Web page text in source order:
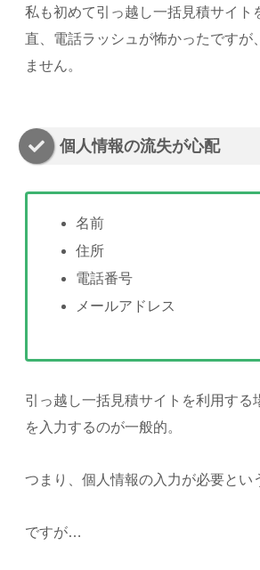
私も初めて引っ越し一括見積サイト
直、電話ラッシュが怖かったですが
ません。
個人情報の流失が心配
名前
住所
電話番号
メールアドレス
引っ越し一括見積サイトを利用する
を入力するのが一般的。
つまり、個人情報の入力が必要とい
ですが…